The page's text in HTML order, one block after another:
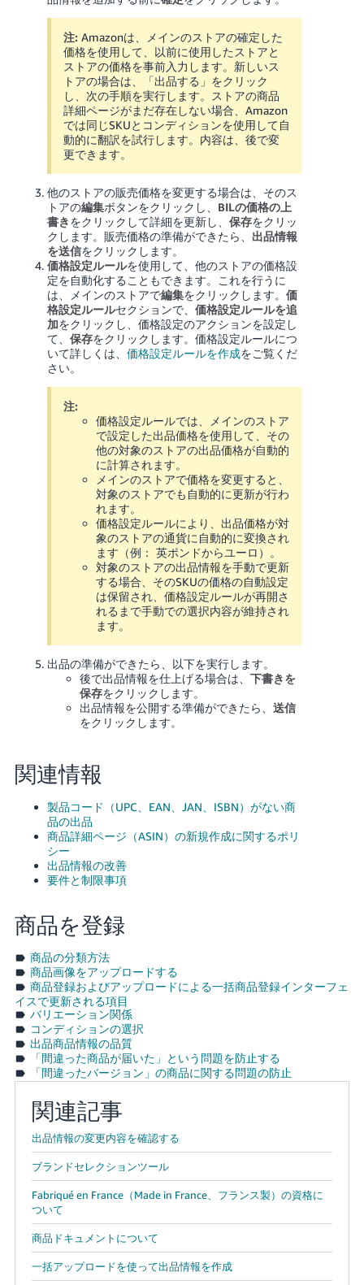
注: Amazonは、メインのストアの確定した
価格を使用して、以前に使用したストアと
ストアの価格を事前入力します。新しいス
トアの場合は、「出品する」をクリック
し、次の手順を実行します。ストアの商品
詳細ページがまだ存在しない場合、Amazon
では同じSKUとコンディションを使用して自
動的に翻訳を試行します。内容は、後で変
更できます。
他のストアの販売価格を変更する場合は、そのス
トアの編集ボタンをクリックし、 BILの価格の上
書きをクリックして詳細を更新し、 保存をクリッ
クします。販売価格の準備ができたら、 出品情報
を送信をクリックします。
価格設定ルールを使用して、他のストアの価格設
定を自動化することもできます。これを行うに
は、メインのストアで編集をクリックします。 価
格設定ルールセクションで、 価格設定ルールを追
加をクリックし、価格設定のアクションを設定し
て、 保存をクリックします。価格設定ルールにつ
いて詳しくは、 価格設定ルールを作成をご覧くだ
さい。
注:
価格設定ルールでは、メインのストア
で設定した出品価格を使用して、その
他の対象のストアの出品価格が自動的
に計算されます。
メインのストアで価格を変更すると、
対象のストアでも自動的に更新が行わ
れます。
価格設定ルールにより、出品価格が対
象のストアの通貨に自動的に変換され
ます（例： 英ポンドからユーロ）。
対象のストアの出品情報を手動で更新
する場合、そのSKUの価格の自動設定
は保留され、価格設定ルールが再開さ
れるまで手動での選択内容が維持され
ます。
出品の準備ができたら、以下を実行します。
後で出品情報を仕上げる場合は、 下書きを
保存をクリックします。
出品情報を公開する準備ができたら、 送信
をクリックします。
関連情報
製品コード（UPC、EAN、JAN、ISBN）がない商
品の出品
商品詳細ページ（ASIN）の新規作成に関するポリ
シー
出品情報の改善
要件と制限事項
商品を登録
商品の分類方法
商品画像をアップロードする
商品登録およびアップロードによる一括商品登録インターフェ
イスで更新される項目
バリエーション関係
コンディションの選択
出品商品情報の品質
「間違った商品が届いた」という問題を防止する
「間違ったバージョン」の商品に関する問題の防止
関連記事
出品情報の変更内容を確認する
ブランドセレクションツール
Fabriqué en France（Made in France、フランス製）の資格に
ついて
商品ドキュメントについて
一括アップロードを使って出品情報を作成